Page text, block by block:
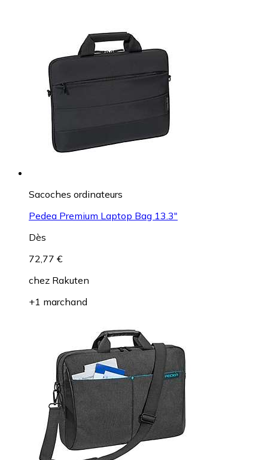
Sacoches ordinateurs
Pedea Premium Laptop Bag 13.3"
Dès
72,77 €
chez Rakuten
+1 marchand